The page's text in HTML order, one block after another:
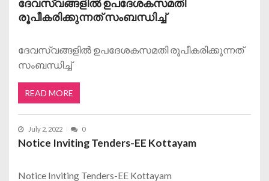
ദേവസ്വങ്ങളിൽ ഉപദേശകസമതി
രൂപീകരിക്കുന്നത് സംബന്ധിച്ച്
ദേവസ്വങ്ങളിൽ ഉപദേശകസമതി രൂപീകരിക്കുന്നത്
സംബന്ധിച്ച്
READ MORE
July 2, 2022 0
Notice Inviting Tenders-EE Kottayam
Notice Inviting Tenders-EE Kottayam